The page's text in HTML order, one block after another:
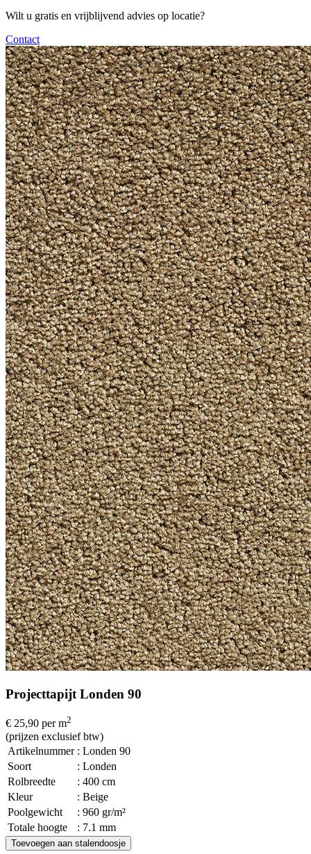
Wilt u gratis en vrijblijvend advies op locatie?
Contact
Projecttapijt Londen 90
€ 25,90 per m2
(prijzen exclusief btw)
Artikelnummer : Londen 90
Soort
: Londen
Rolbreedte
: 400 cm
Kleur
: Beige
Poolgewicht
: 960 gr/m²
Totale hoogte
: 7.1 mm
Toevoegen aan stalendoosje